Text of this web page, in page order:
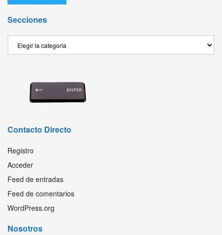
Secciones
Contacto Directo
Registro
Acceder
Feed de entradas
Feed de comentarios
WordPress.org
Nosotros